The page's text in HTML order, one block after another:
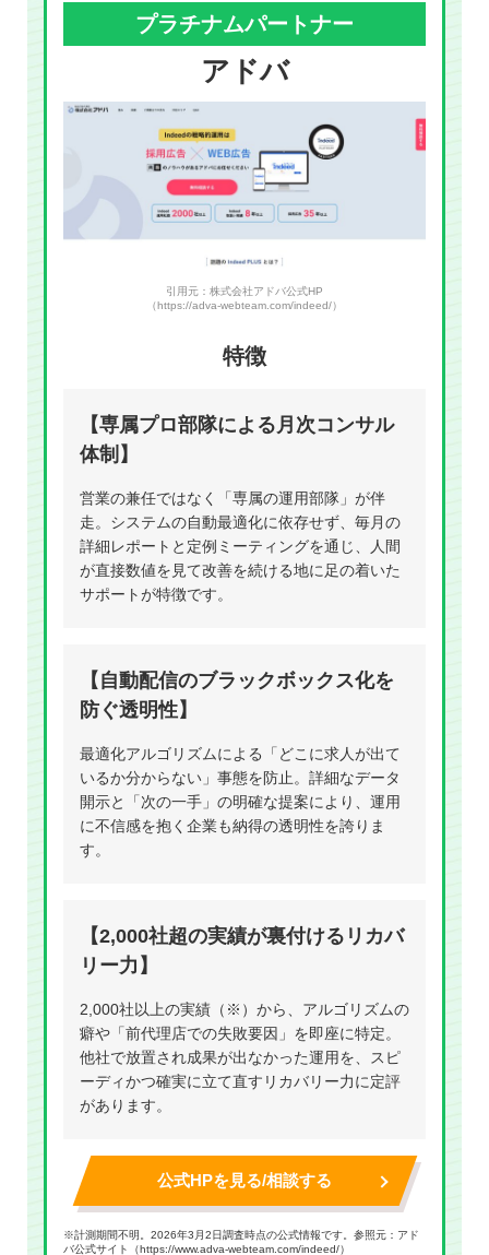
プラチナムパートナー
アドバ
引用元：株式会社アドバ公式HP
（https://adva-webteam.com/indeed/）
特徴
【専属プロ部隊による月次コンサル
体制】
営業の兼任ではなく「専属の運用部隊」が伴
走。システムの自動最適化に依存せず、毎月の
詳細レポートと定例ミーティングを通じ、人間
が直接数値を見て改善を続ける地に足の着いた
サポートが特徴です。
【自動配信のブラックボックス化を
防ぐ透明性】
最適化アルゴリズムによる「どこに求人が出て
いるか分からない」事態を防止。詳細なデータ
開示と「次の一手」の明確な提案により、運用
に不信感を抱く企業も納得の透明性を誇りま
す。
【2,000社超の実績が裏付けるリカバ
リー力】
2,000社以上の実績（※）から、アルゴリズムの
癖や「前代理店での失敗要因」を即座に特定。
他社で放置され成果が出なかった運用を、スピ
ーディかつ確実に立て直すリカバリー力に定評
があります。
公式HPを見る/相談する
※計測期間不明。2026年3月2日調査時点の公式情報です。参照元：アド
バ公式サイト（https://www.adva-webteam.com/indeed/）